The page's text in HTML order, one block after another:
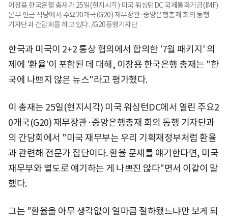
이창용 한국은행 총재가 25일(현지시각) 미국 워싱턴DC 국제통화기금(IMF)
본부 인근 식당에서 주요20개국(G20) 재무장관·중앙은행총재 회의 동행
기자단과 간담회를 하고 있다. /G20동행기자단
한국과 미국이 2+2 통상 협의에서 합의한 '7월 패키지' 의
제에 '환율'이 포함된 데 대해, 이창용 한국은행 총재는 "한
국에 나쁘지 않은 뉴스"라고 평가했다.
이 총재는 25일(현지시각) 미국 워싱턴DC에서 열린 주요2
0개국(G20) 재무장관·중앙은행총재 회의 동행 기자단과
의 간담회에서 "미국 재무부는 우리 기획재정부처럼 환율
과 관련해 전문가 집단이다. 환율 문제를 얘기한다면, 미국
재무부와 별도로 얘기하는 게 나쁘진 않다"면서 이같이 말
했다.
그는 "환율을 아무 생각없이 얼마큼 절하됐느냐만 보게 되